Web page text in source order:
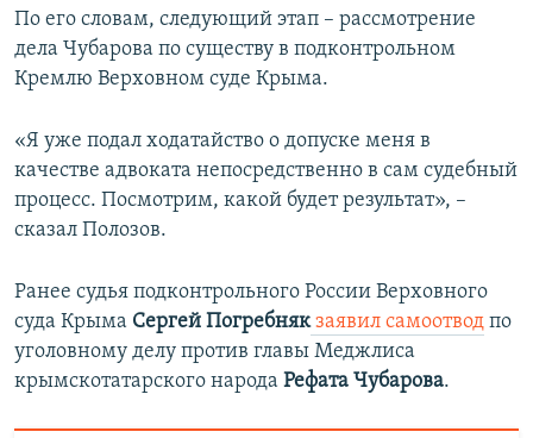
По его словам, следующий этап – рассмотрение
дела Чубарова по существу в подконтрольном
Кремлю Верховном суде Крыма.
«Я уже подал ходатайство о допуске меня в
качестве адвоката непосредственно в сам судебный
процесс. Посмотрим, какой будет результат», –
сказал Полозов.
Ранее судья подконтрольного России Верховного
суда Крыма Сергей Погребнякзаявил самоотвод по
уголовному делу против главы Меджлиса
крымскотатарского народа Рефата Чубарова.